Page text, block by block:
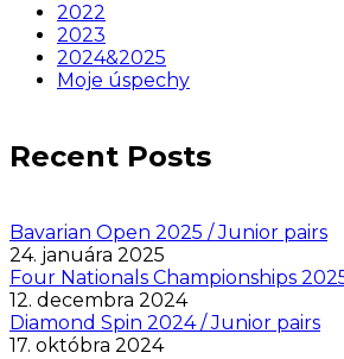
2022
2023
2024&2025
Moje úspechy
Recent Posts
Bavarian Open 2025 / Junior pairs
24. januára 2025
Four Nationals Championships
12. decembra 2024
Diamond Spin 2024 / Junior pairs
17. októbra 2024